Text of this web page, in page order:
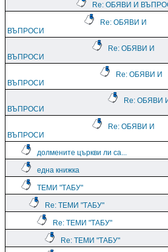
Re: ОБЯВИ И
Re: ОБЯВИ И
ВЪПРОСИ
Re: ОБЯВИ И
ВЪПРОСИ
Re: ОБЯВИ И
ВЪПРОСИ
Re: ОБЯВИ
ВЪПРОСИ
Re: ОБЯВИ И
ВЪПРОСИ
долмените църкви ли са...
една книжка
ТЕМИ "ТАБУ"
Re: ТЕМИ "ТАБУ"
Re: ТЕМИ "ТАБУ"
Re: ТЕМИ "ТАБУ"